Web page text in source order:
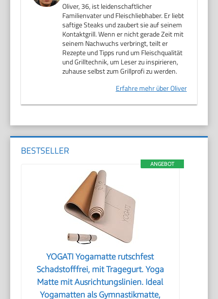
Oliver, 36, ist leidenschaftlicher
Familienvater und Fleischliebhaber. Er liebt
saftige Steaks und zaubert sie auf seinem
Kontaktgrill. Wenn er nicht gerade Zeit mit
seinem Nachwuchs verbringt, teilt er
Rezepte und Tipps rund um Fleischqualität
und Grilltechnik, um Leser zu inspirieren,
zuhause selbst zum Grillprofi zu werden.
Erfahre mehr über Oliver
BESTSELLER
ANGEBOT
YOGATI Yogamatte rutschfest
Schadstofffrei, mit Tragegurt. Yoga
Matte mit Ausrichtungslinien. Ideal
Yogamatten als Gymnastikmatte,